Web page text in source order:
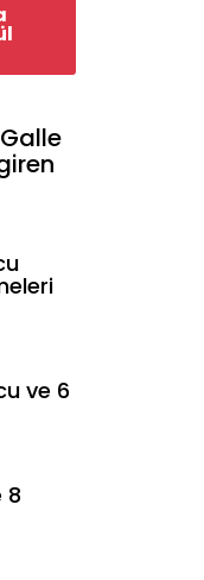
ve 6
8